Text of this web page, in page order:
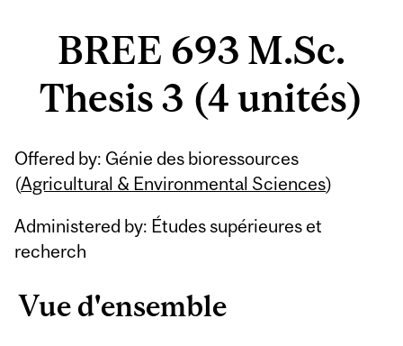
BREE 693 M.Sc.
Thesis 3 (4 unités)
Offered by: Génie des bioressources
(Agricultural & Environmental Sciences)
Administered by: Études supérieures et
recherch
Vue d'ensemble
Related
Content